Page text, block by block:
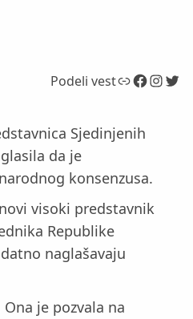
Podeli vestLink Facebook InstagramTwitter
Sjedinjenih
da je
konsenzusa.
visoki predstavnik
Republike
naglašavaju
je pozvala na